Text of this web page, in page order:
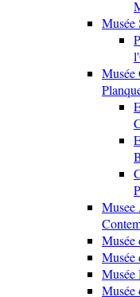
Musée
Musée
Musée
Musée
Musée
Musée